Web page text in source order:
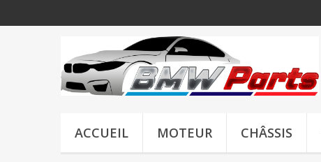
ACCUEIL MOTEUR CHÂSSIS